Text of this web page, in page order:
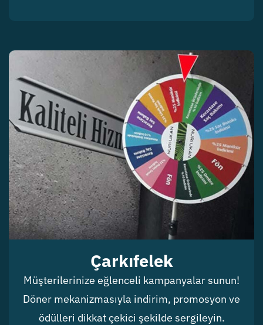
Çarkıfelek
Müşterilerinize eğlenceli kampanyalar sunun!
Döner mekanizmasıyla indirim, promosyon ve
ödülleri dikkat çekici şekilde sergileyin.